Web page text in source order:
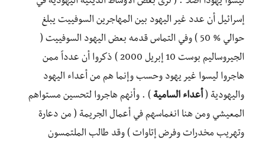
إسرائيل أن عدد غير اليهود بين المهاجرين السوفييت يبلغ
حوالي % 50 ) وفي التماس قدمه بعض اليهود السوفييت (
الجيروساليم بوست 10 إبريل 2000 ) ذكروا أن عدداً ممن
هاجروا ليسوا غير يهود وحسب وإنما هم من أعداء اليهود
واليهودية ( أعداء السامية ) . وأنهم هاجروا لتحسين مستواهم
المعيشي ومن هنا انغماسهم في أعمال الجريمة ( من دعارة
وتهريب مخدرات وفرض إتاوات ) وقد طالب الملتمسون